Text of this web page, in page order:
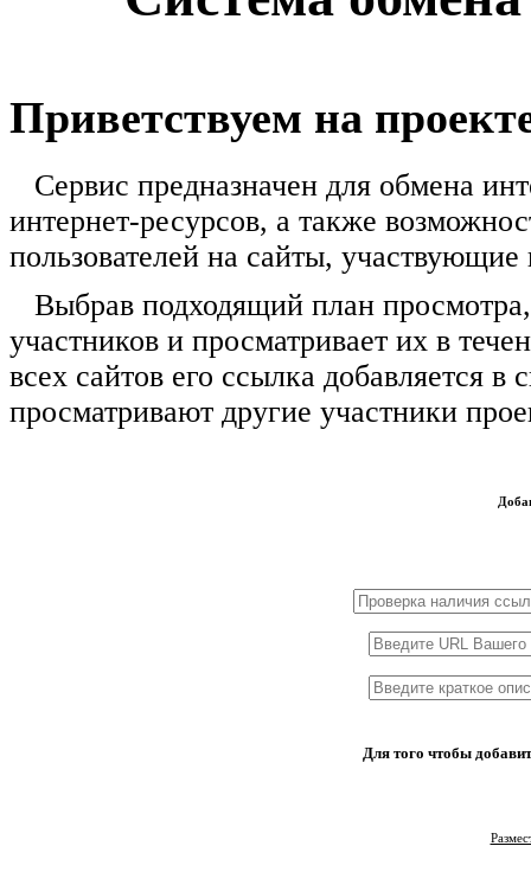
Приветствуем на
Сервис предназначен для обмена
интернет-ресурсов, а также
пользователей на сайты, участвующие
Выбрав подходящий план
участников и просматривает их в
всех сайтов его ссылка добавляется
просматривают другие участники
Для того чтобы